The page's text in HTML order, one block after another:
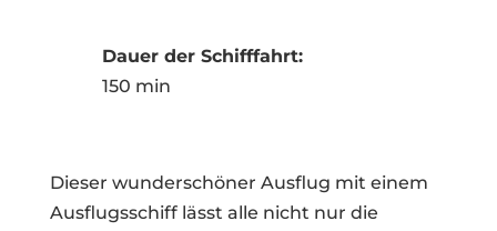
Dauer der Schifffahrt:
150 min
Dieser wunderschöner Ausflug mit einem
Ausflugsschiff lässt alle nicht nur die